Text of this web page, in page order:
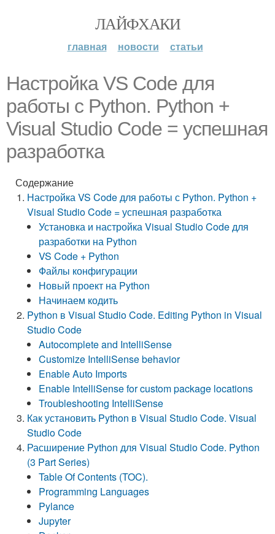
ЛАЙФХАКИ
главная новости статьи
Настройка VS Code для
работы с Python. Python +
Visual Studio Code = успешная
разработка
Содержание
Настройка VS Code для работы с Python. Python +
Visual Studio Code = успешная разработка
Установка и настройка Visual Studio Code для
разработки на Python
VS Code + Python
Файлы конфигурации
Новый проект на Python
Начинаем кодить
Python в Visual Studio Code. Editing Python in Visual
Studio Code
Autocomplete and IntelliSense
Customize IntelliSense behavior
Enable Auto Imports
Enable IntelliSense for custom package locations
Troubleshooting IntelliSense
Как установить Python в Visual Studio Code. Visual
Studio Code
Расширение Python для Visual Studio Code. Python
(3 Part Series)
Table Of Contents (TOC).
Programming Languages
Pylance
Jupyter